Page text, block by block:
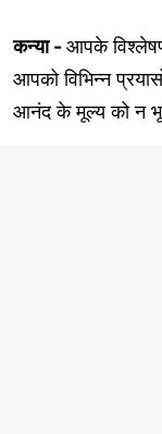
कन्या -आपके
आपको विभिन्न
आनंद के मूल्य को न